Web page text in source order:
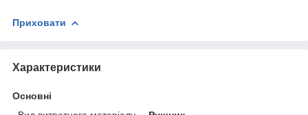
Приховати
Характеристики
Основні